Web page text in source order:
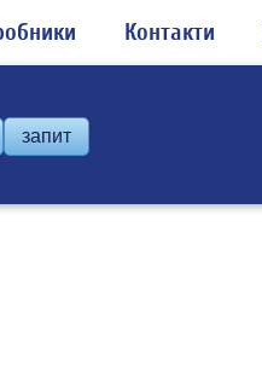
Контакти
запит